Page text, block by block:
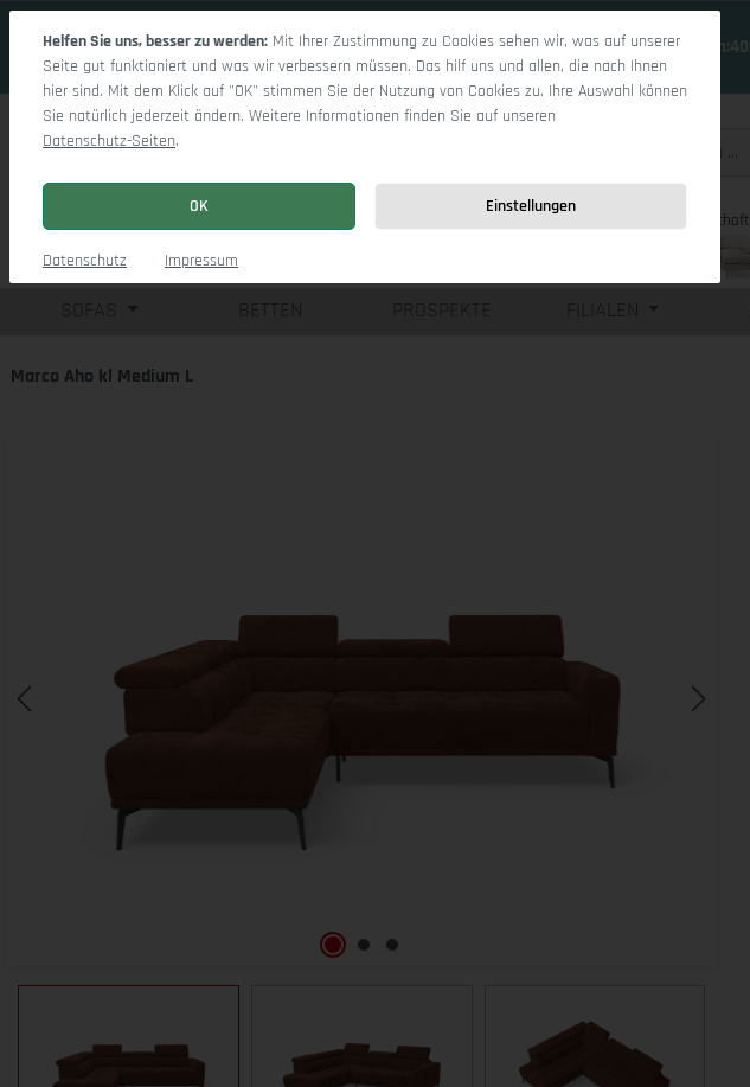
18 Tage 11h:40m:37s
Wohnlandschaft
BETTEN PROSPEKTE FILIALEN
Marco Aho kl Medium L
Helfen Sie uns, besser zu werden: Mit Ihrer Zustimmung zu Cookies sehen wir, was auf unserer
Seite gut funktioniert und was wir verbessern müssen. Das hilf uns und allen, die nach Ihnen
hier sind. Mit dem Klick auf "OK" stimmen Sie der Nutzung von Cookies zu. Ihre Auswahl können
Sie natürlich jederzeit ändern. Weitere Informationen finden Sie auf unseren
Datenschutz-Seiten.
OK Einstellungen
Datenschutz Impressum